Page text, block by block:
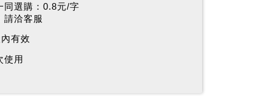
同選購：0.8元/字
請洽客服
有效
使用